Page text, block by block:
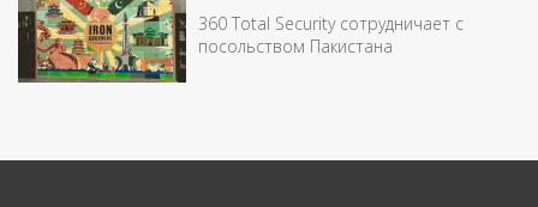
360 Total Security сотрудничает с
посольством Пакистана